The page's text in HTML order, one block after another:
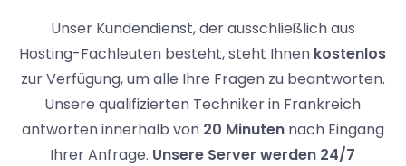
Unser Kundendienst, der ausschließlich aus
Hosting-Fachleuten besteht, steht Ihnen kostenlos
zur Verfügung, um alle Ihre Fragen zu beantworten.
Unsere qualifizierten Techniker in Frankreich
antworten innerhalb von 20 Minutennach Eingang
Ihrer Anfrage. Unsere Server werden 24/7